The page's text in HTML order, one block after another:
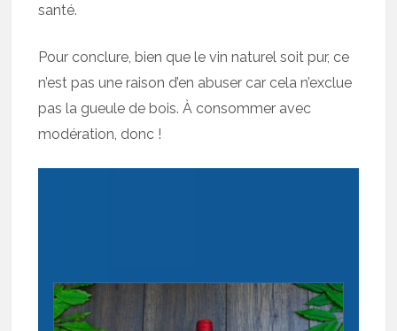
santé.
Pour conclure, bien que le vin naturel soit pur, ce
n’est pas une raison d’en abuser car cela n’exclue
pas la gueule de bois. À consommer avec
modération, donc !